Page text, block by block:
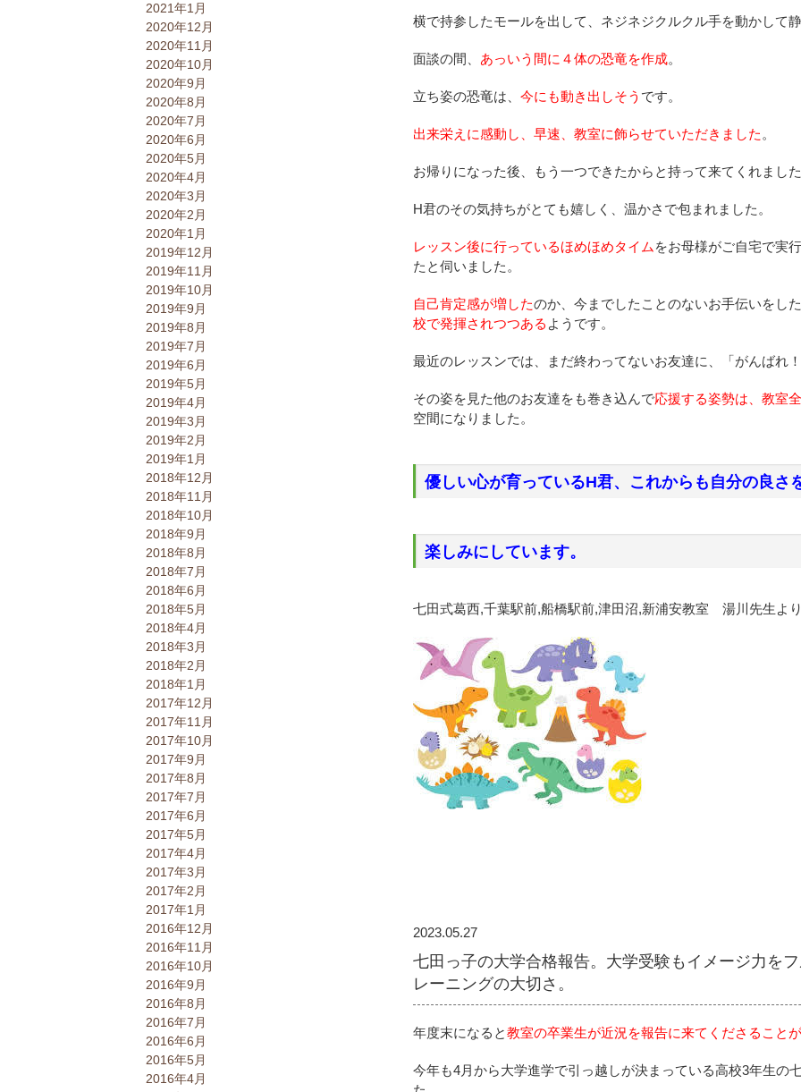
横で持参したモールを出して、ネジネジクルクル手を動かして
面談の間、 あっいう間に４体の恐竜を作成。
立ち姿の恐竜は、 今にも動き出しそう です。
出来栄えに感動し、早速、教室に飾らせていただきました 。
お帰りになった後、もう一つできたからと持って来てくれました
H君のその気持ちがとても嬉しく、温かさで包まれました。
レッスン後に行っているほめほめタイム をお母様がご自宅で実
たと伺いました。
自己肯定感が増したのか、今までしたことのないお手伝いをした
校で発揮されつつある ようです。
最近のレッスンでは、まだ終わってないお友達に、「がんばれ
その姿を見た他のお友達をも巻き込んで応援する姿勢は、教室
空間になりました。
優しい心が育っているH君、これからも自分の良さ
楽しみにしています。
七田式葛西,千葉駅前,船橋駅前,津田沼,新浦安教室 湯川先生より
2023.05.27
七田っ子の大学合格報告。大学受験もイメージ力を
レーニングの大切さ。
年度末になると教室の卒業生が近況を報告に来てくださること
今年も4月から大学進学で引っ越しが決まっている高校3年生の
2021年1月
2020年12月
2020年11月
2020年10月
2020年9月
2020年8月
2020年7月
2020年6月
2020年5月
2020年4月
2020年3月
2020年2月
2020年1月
2019年12月
2019年11月
2019年10月
2019年9月
2019年8月
2019年7月
2019年6月
2019年5月
2019年4月
2019年3月
2019年2月
2019年1月
2018年12月
2018年11月
2018年10月
2018年9月
2018年8月
2018年7月
2018年6月
2018年5月
2018年4月
2018年3月
2018年2月
2018年1月
2017年12月
2017年11月
2017年10月
2017年9月
2017年8月
2017年7月
2017年6月
2017年5月
2017年4月
2017年3月
2017年2月
2017年1月
2016年12月
2016年11月
2016年10月
2016年9月
2016年8月
2016年7月
2016年6月
2016年5月
2016年4月